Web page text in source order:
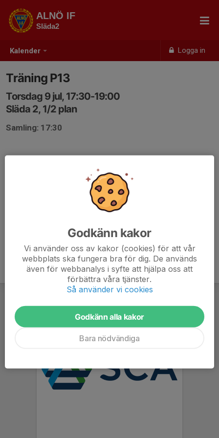
Kalender Logga in
ALNÖ IF
Släda2
Träning P13
Torsdag 9 jul, 17:30-19:00
Släda 2, 1/2 plan
Samling: 17:30
Godkänn kakor
Vi använder oss av kakor (cookies) för att vår
webbplats ska fungera bra för dig. De används
även för webbanalys i syfte att hjälpa oss att
förbättra våra tjänster.
Så använder vi cookies
Godkänn alla kakor
Bara nödvändiga